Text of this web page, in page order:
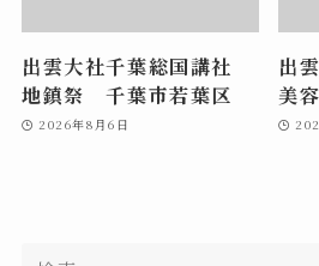
出雲大社千葉総国講社
地鎮祭 千葉市若葉区
2026年8月6日
出
美